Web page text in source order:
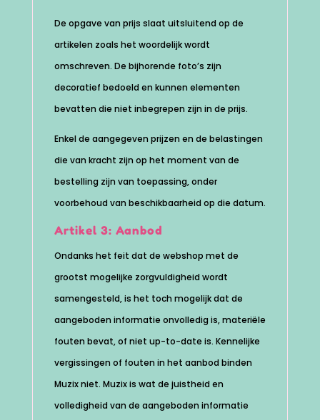
De opgave van prijs slaat uitsluitend op de
artikelen zoals het woordelijk wordt
omschreven. De bijhorende foto’s zijn
decoratief bedoeld en kunnen elementen
bevatten die niet inbegrepen zijn in de prijs.
Enkel de aangegeven prijzen en de belastingen
die van kracht zijn op het moment van de
bestelling zijn van toepassing, onder
voorbehoud van beschikbaarheid op die datum.
Artikel 3: Aanbod
Ondanks het feit dat de webshop met de
grootst mogelijke zorgvuldigheid wordt
samengesteld, is het toch mogelijk dat de
aangeboden informatie onvolledig is, materiële
fouten bevat, of niet up-to-date is. Kennelijke
vergissingen of fouten in het aanbod binden
Muzix niet. Muzix is wat de juistheid en
volledigheid van de aangeboden informatie